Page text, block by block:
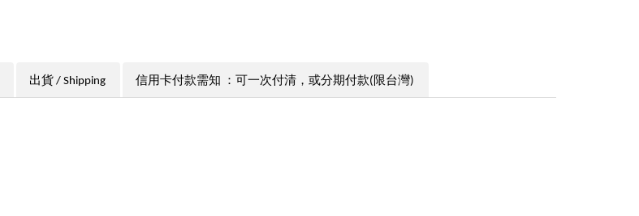
出貨 / Shipping 信用卡付款需知 ：可一次付清，或分期付款(限台灣)